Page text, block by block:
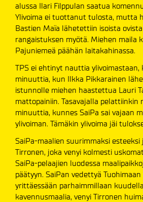
alussa Ilari Filppulan saatua
Ylivoima ei tuottanut tulosta, mutta
Bastien Maïa lähetettiin isoista
rangaistuksen myötä. Miehen maila
Pajuniemeä päähän laitakahinassa.
TPS ei ehtinyt nauttia ylivoimastaan,
minuuttia, kun Ilkka Pikkarainen
istunnolle miehen haastettua Lauri
mattopainiin. Tasavajalla pelattiinkin
minuuttia, kunnes SaiPa sai vajaan
ylivoiman. Tämäkin ylivoima jäi
SaiPa-maalien suurimmaksi esteeksi
Tirronen, joka venyi kolmesti
SaiPa-pelaajien luodessa
päätyyn. SaiPan vedettyä
yrittäessään parhaimmillaan
kavennusmaalia, venyi Tirronen